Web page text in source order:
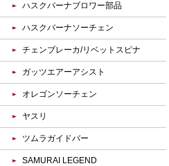
ハスクバーナブロワー部品
ハスクバーナソーチェン
チェンブレーカ/リベットスピナ
ガッツエアーアシスト
オレゴンソーチェン
ヤスリ
ツムラガイドバー
SAMURAI LEGEND